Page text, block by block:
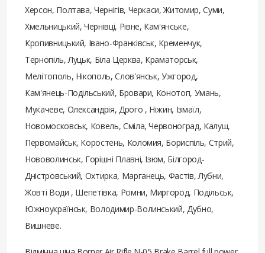
Херсон, Полтава, Чернігів, Черкаси, Житомир, Суми,
Хмельницький, Чернівці, Рівне, Кам'янське,
Кропивницький, Івано-Франківськ, Кременчук,
Тернопіль, Луцьк, Біла Церква, Краматорськ,
Мелітополь, Нікополь, Слов'янськ, Ужгород,
Кам'янець-Подільський, Бровари, Конотоп, Умань,
Мукачеве, Олександрія, Дрого , Ніжин, Ізмаїл,
Новомосковськ, Ковель, Сміла, Червоноград, Калуш,
Первомайськ, Коростень, Коломия, Бориспіль, Стрий,
Нововолинськ, Горішні Плавні, Ізюм, Білгород-
Дністровський, Охтирка, Марганець, Фастів, Лубни,
Жовті Води , Шепетівка, Ромни, Миргород, Подільськ,
Южноукраїнськ, Володимир-Волинський, Дубно,
Вишневе.